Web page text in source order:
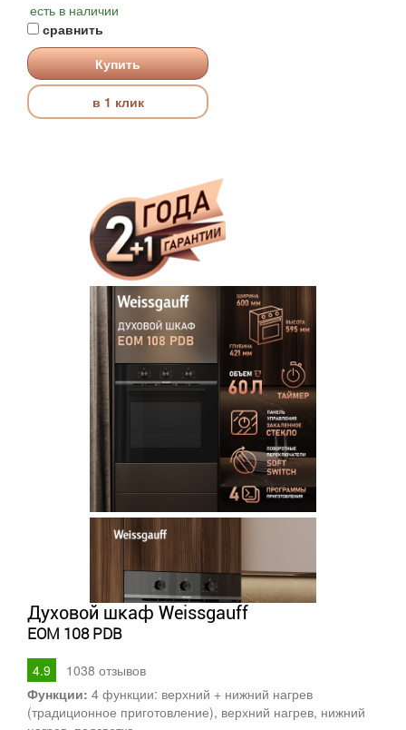
есть в наличии
сравнить
Купить
в 1 клик
Духовой шкаф Weissgauff
EOM 108 PDB
4.9 1038 отзывов
Функции: 4 функции: верхний + нижний нагрев
(традиционное приготовление), верхний нагрев, нижний